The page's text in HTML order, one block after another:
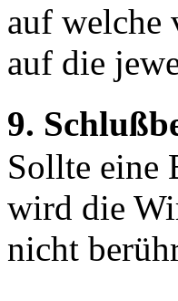
auf welche
auf die
9.
Sollte eine
wird die
nicht